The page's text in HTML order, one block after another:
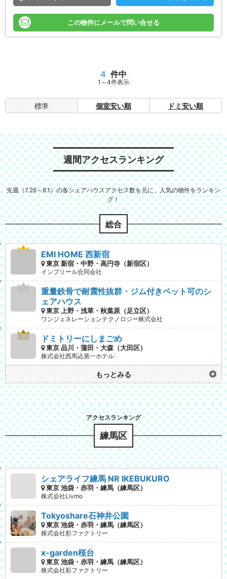
この物件にメールで問い合せる
4 件中
1～4件表示
標準 個室安い順 ドミ安い順
週間アクセスランキング
先週（7.26～8.1）の各シェアハウスアクセス数を元に、人気の物件をランキン
グ！
総合
EMI HOME 西新宿
東京 新宿・中野・高円寺（新宿区）
インプリール合同会社
重量鉄骨で耐震性抜群・ジム付きペット可のシ
ェアハウス
東京 上野・浅草・秋葉原（足立区）
ワンジェネレーションテクノロジー株式会社
ドミトリーにしまごめ
東京 品川・蒲田・大森（大田区）
株式会社西馬込第一ホテル
もっとみる
練馬区
シェアライフ練馬 NR IKEBUKURO
東京 池袋・赤羽・練馬（練馬区）
株式会社Livmo
Tokyoshare石神井公園
東京 池袋・赤羽・練馬（練馬区）
株式会社彩ファクトリー
x-garden桜台
東京 池袋・赤羽・練馬（練馬区）
株式会社彩ファクトリー